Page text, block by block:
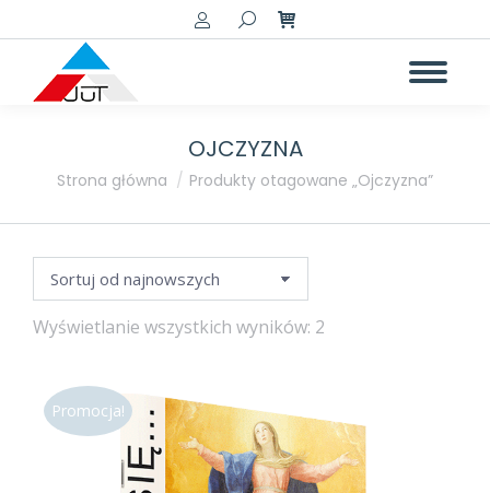
Szukaj:
OJCZYZNA
Jesteś tutaj:
Strona główna Produkty otagowane „Ojczyzna”
Wyświetlanie wszystkich wyników: 2
Promocja!